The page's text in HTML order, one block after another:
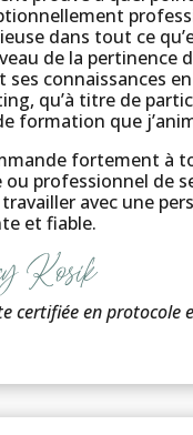
dans tout ce
de la pertinence
ses connaissances
qu’à titre de
formation que
fortement à
ou professionnel de
avec une
et fiable.
Kosik
certifiée en protocole